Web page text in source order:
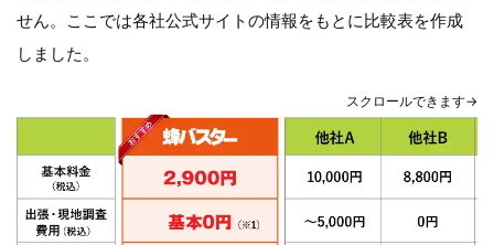
せん。ここでは各社公式サイトの情報をもとに比較表を作成
しました。
スクロールできます→